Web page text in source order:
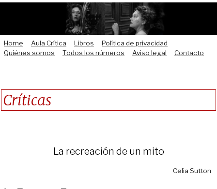
Home Aula Crítica Libros
Política de privacidad
Quiénes somos
Todos los números Aviso legal Contacto
Críticas
La recreación de un mito
Celia Sutton